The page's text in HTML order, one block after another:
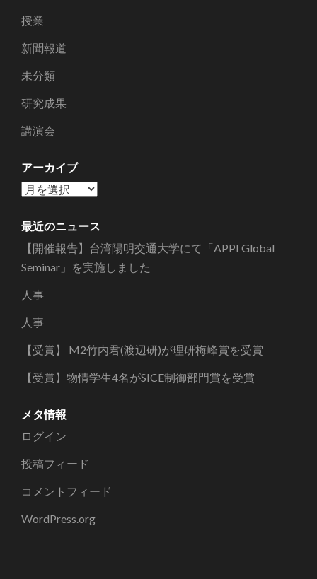
授業
新聞報道
未分類
研究成果
講演会
アーカイブ
ア
カ
イ
ブ
最近のニュース
【開催報告】台湾陽明交通大学にて「APPI Global
Seminar」を実施しました
人事
人事
【受賞】 M2竹内君(渡辺研)が理研梅峰賞を受賞
【受賞】物情学生4名がSICE制御部門賞を受賞
メタ情報
ログイン
投稿フィード
コメントフィード
WordPress.org